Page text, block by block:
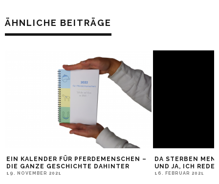
ÄHNLICHE BEITRÄGE
EIN KALENDER FÜR PFERDEMENSCHEN –
DIE GANZE GESCHICHTE DAHINTER
19. NOVEMBER 2021
DA STERBEN
UND JA, ICH REDE
16. FEBRUAR 2021